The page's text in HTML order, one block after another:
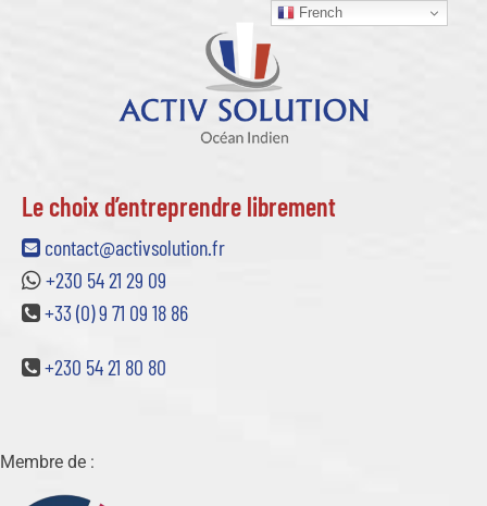
Le choix d’entreprendre librement
contact@activsolution.fr
+230 54 21 29 09
+33 (0) 9 71 09 18 86
+230 54 21 80 80
Membre de :
French